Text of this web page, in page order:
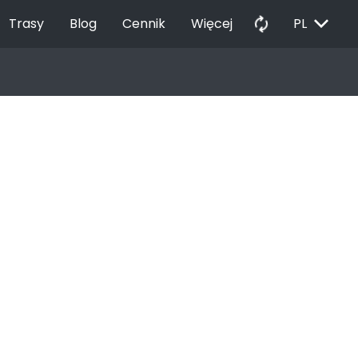
Trasy Blog Cennik Więcej autorenew PL EXPAND_MORE